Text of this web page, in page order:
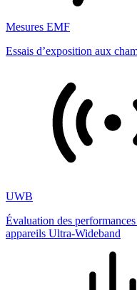
Mesures EMF
Essais d’exposition aux
UWB
Évaluation des
appareils Ultra-Wideband